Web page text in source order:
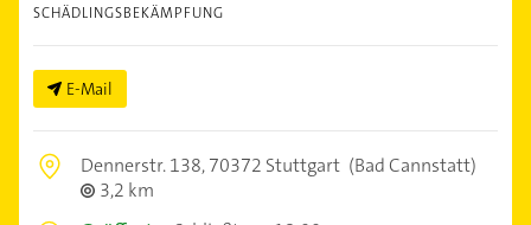
SCHÄDLINGSBEKÄMPFUNG
E-Mail
Dennerstr. 138,70372 Stuttgart (Bad Cannstatt)
3,2 km